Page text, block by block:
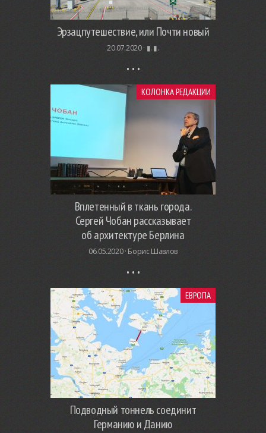
Эрзацпутешествие, или Почти новый
20.07.2020 · ▮. ▮.
КОЛОНКА РЕДАКЦИИ
Вплетенный в ткань города.
Сергей Чобан рассказывает
об архитектуре Берлина
06.05.2020 · Борис Шавлов
ЕВРОПА
Подводный тоннель соединит
Германию и Данию